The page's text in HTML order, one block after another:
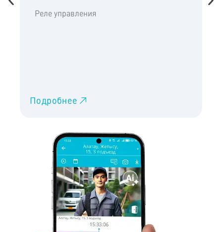
Реле управления
Подробнее